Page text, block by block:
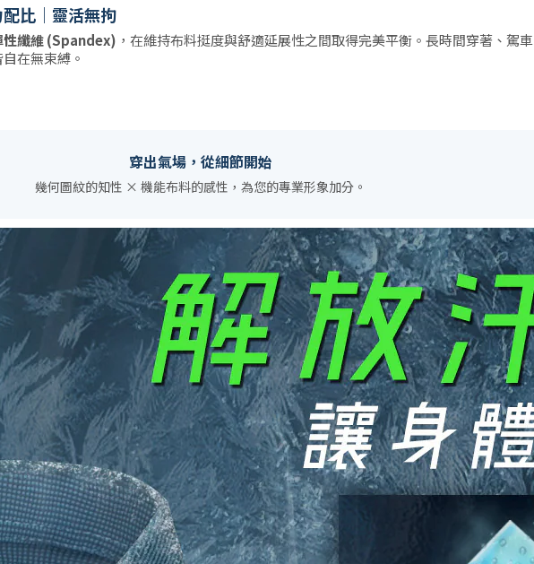
比｜靈活無拘
性纖維 (Spandex) ，在維持布料挺度與舒適延展性之間取得完美平衡。長時間穿著、駕車
在無束縛。
穿出氣場，從細節開始
幾何圖紋的知性 × 機能布料的感性，為您的專業形象加分。